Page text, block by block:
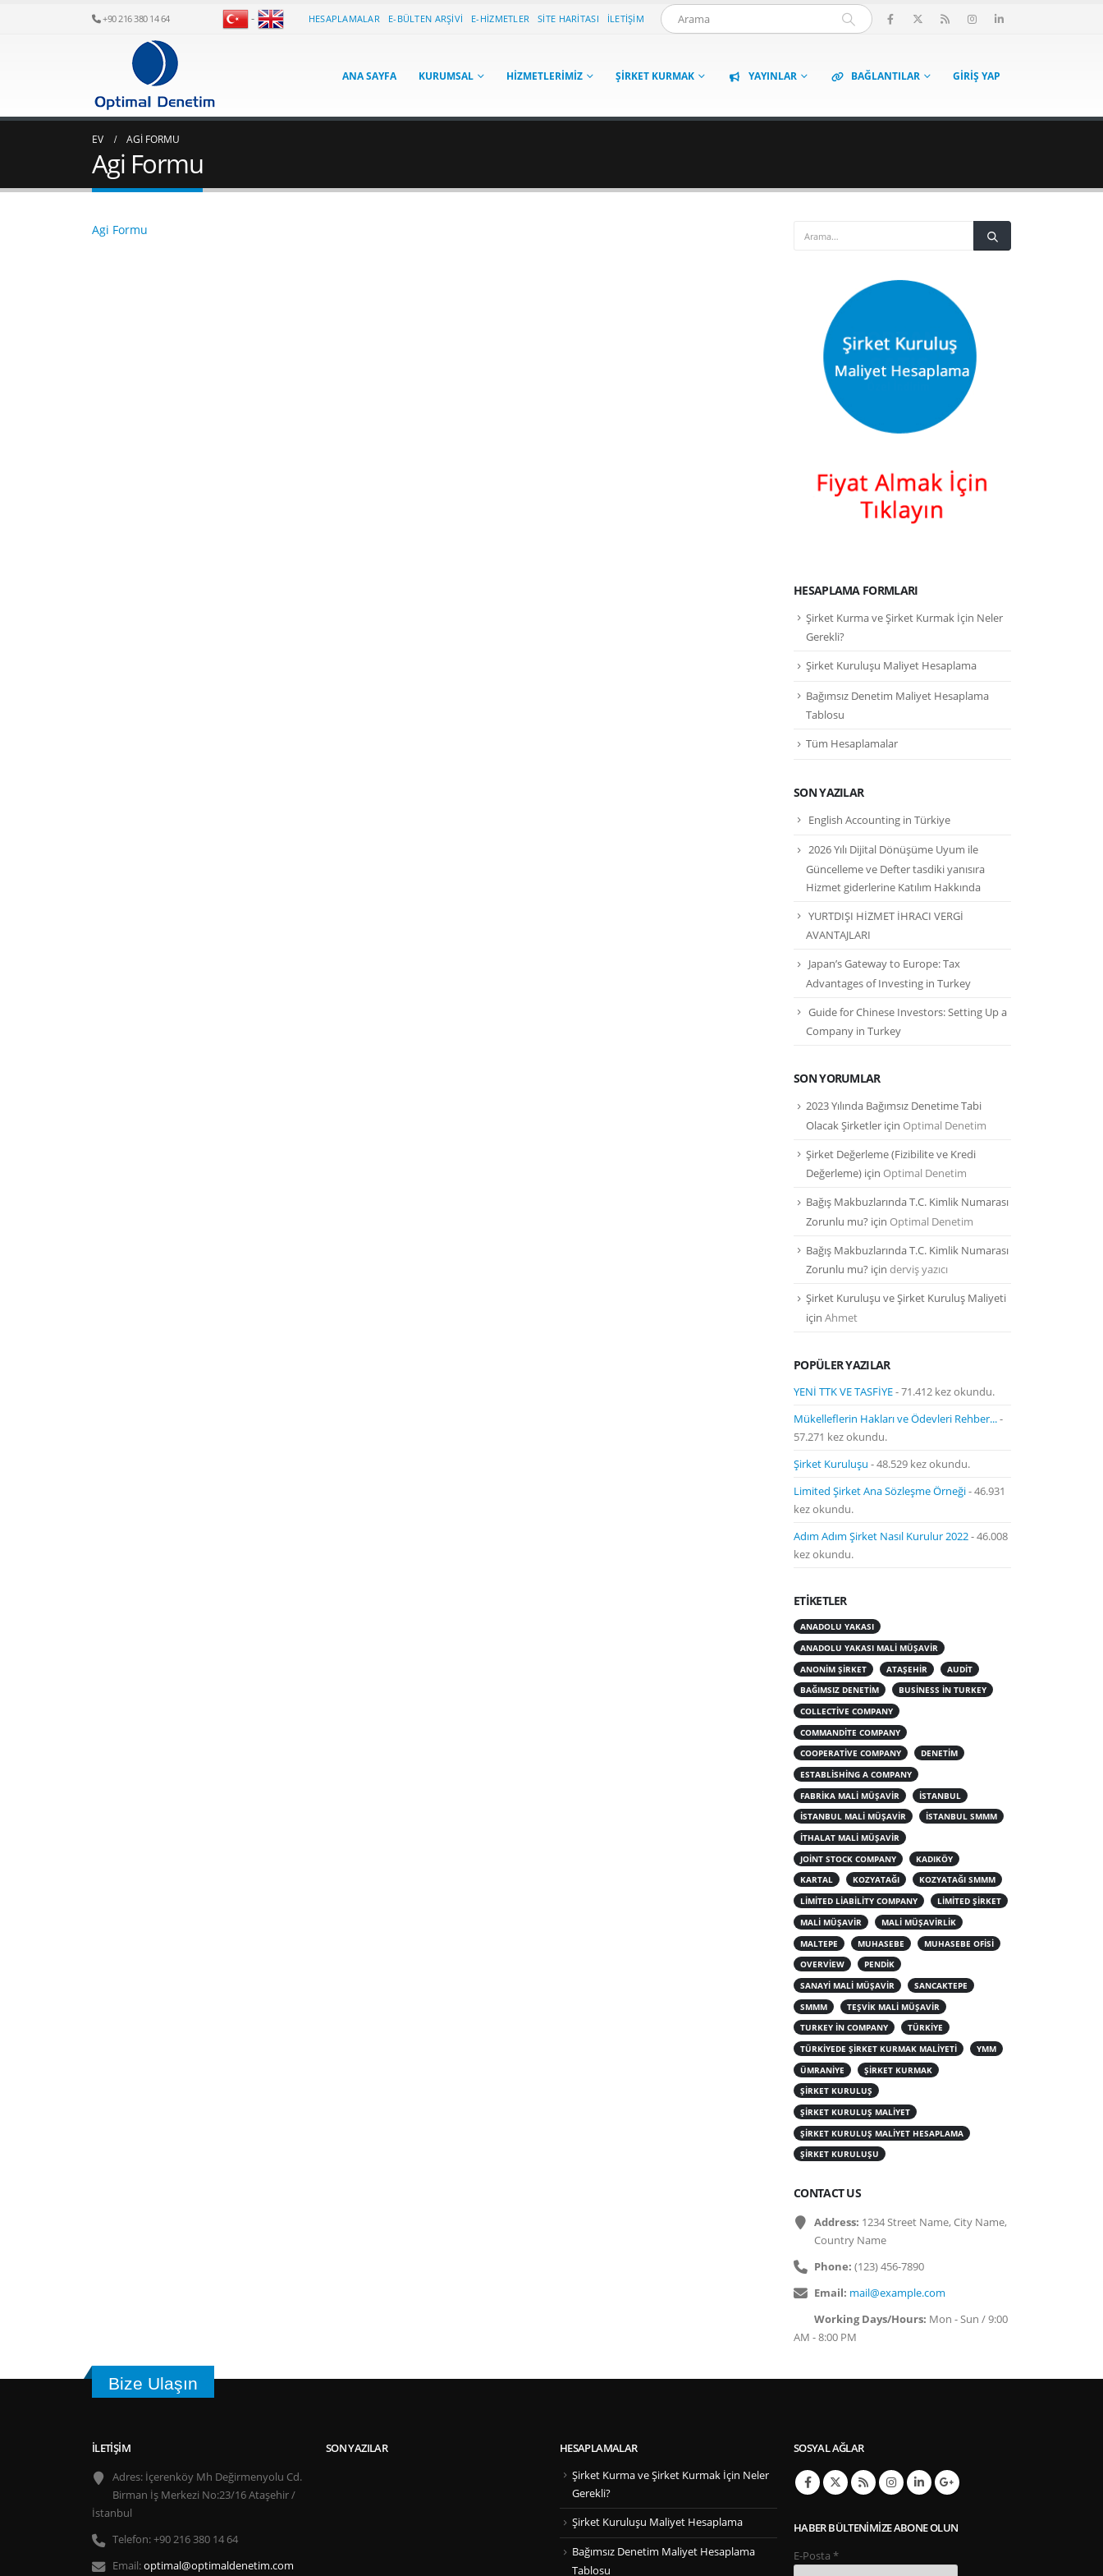
+90 216 380 14 64 - HESAPLAMALAR E-BÜLTEN ARŞIVI E-HIZMETLER SITE HARITASI İLETIŞIM
ANA SAYFA KURUMSAL HIZMETLERIMIZ ŞIRKET KURMAK YAYINLAR BAĞLANTILAR GIRIŞ YAP
EV AGI FORMU
Agi Formu
Agi Formu
HESAPLAMA FORMLARI
Şirket Kurma ve Şirket Kurmak İçin Neler
Gerekli?
Şirket Kuruluşu Maliyet Hesaplama
Bağımsız Denetim Maliyet Hesaplama
Tablosu
Tüm Hesaplamalar
SON YAZILAR
English Accounting in Türkiye
2026 Yılı Dijital Dönüşüme Uyum ile
Güncelleme ve Defter tasdiki yanısıra
Hizmet giderlerine Katılım Hakkında
YURTDIŞI HİZMET İHRACI VERGİ
AVANTAJLARI
Japan’s Gateway to Europe: Tax
Advantages of Investing in Turkey
Guide for Chinese Investors: Setting Up a
Company in Turkey
SON YORUMLAR
2023 Yılında Bağımsız Denetime Tabi
Olacak Şirketler için Optimal Denetim
Şirket Değerleme (Fizibilite ve Kredi
Değerleme) için Optimal Denetim
Bağış Makbuzlarında T.C. Kimlik Numarası
Zorunlu mu? için Optimal Denetim
Bağış Makbuzlarında T.C. Kimlik Numarası
Zorunlu mu? için derviş yazıcı
Şirket Kuruluşu ve Şirket Kuruluş Maliyeti
için Ahmet
POPÜLER YAZILAR
YENİ TTK VE TASFİYE- 71.412 kez okundu.
Mükelleflerin Hakları ve Ödevleri Rehber...-
57.271 kez okundu.
Şirket Kuruluşu - 48.529 kez okundu.
Limited Şirket Ana Sözleşme Örneği- 46.931
kez okundu.
Adım Adım Şirket Nasıl Kurulur 2022- 46.008
kez okundu.
ETIKETLER
ANADOLU YAKASI
ANADOLU YAKASI MALI MÜŞAVIR
ANONIM ŞIRKET
ATAŞEHIR
AUDIT
BAĞIMSIZ DENETIM
BUSINESS IN TURKEY
COLLECTIVE COMPANY
COMMANDITE COMPANY
COOPERATIVE COMPANY
DENETIM
ESTABLISHING A COMPANY
FABRIKA MALI MÜŞAVIR
ISTANBUL
ISTANBUL MALI MÜŞAVIR
ISTANBUL SMMM
ITHALAT MALI MÜŞAVIR
JOINT STOCK COMPANY
KADIKÖY
KARTAL
KOZYATAĞI
KOZYATAĞI SMMM
LIMITED LIABILITY COMPANY
LIMITED ŞIRKET
MALI MÜŞAVIR
MALI MÜŞAVIRLIK
MALTEPE
MUHASEBE
MUHASEBE OFISI
OVERVIEW
PENDIK
SANAYI MALI MÜŞAVIR
SANCAKTEPE
SMMM
TEŞVIK MALI MÜŞAVIR
TURKEY IN COMPANY
TÜRKIYE
TÜRKIYEDE ŞIRKET KURMAK MALIYETI
YMM
ÜMRANIYE
ŞIRKET KURMAK
ŞIRKET KURULUŞ
ŞIRKET KURULUŞ MALIYET
ŞIRKET KURULUŞ MALIYET HESAPLAMA
ŞIRKET KURULUŞU
CONTACT US
Address: 1234 Street Name, City Name,
Country Name
Phone: (123) 456-7890
Email: mail@example.com
Working Days/Hours: Mon - Sun / 9:00
AM - 8:00 PM
Bize Ulaşın
İLETIŞIM
Adres: İçerenköy Mh Değirmenyolu Cd.
Birman İş Merkezi No:23/16 Ataşehir /
İstanbul
Telefon:+90 216 380 14 64
Email:optimal@optimaldenetim.com
SON YAZILAR
HESAPLAMALAR
Şirket Kurma ve Şirket Kurmak İçin Neler
Gerekli?
Şirket Kuruluşu Maliyet Hesaplama
Bağımsız Denetim Maliyet Hesaplama
Tablosu
SOSYAL AĞLAR
HABER BÜLTENIMIZE ABONE OLUN
E-Posta *